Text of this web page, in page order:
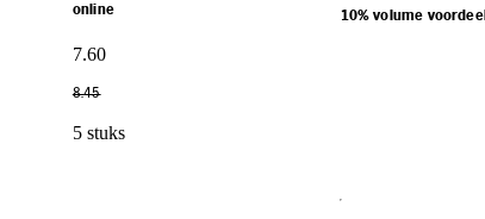
online 10% volume voordeel
7.60
8.45
5 stuks